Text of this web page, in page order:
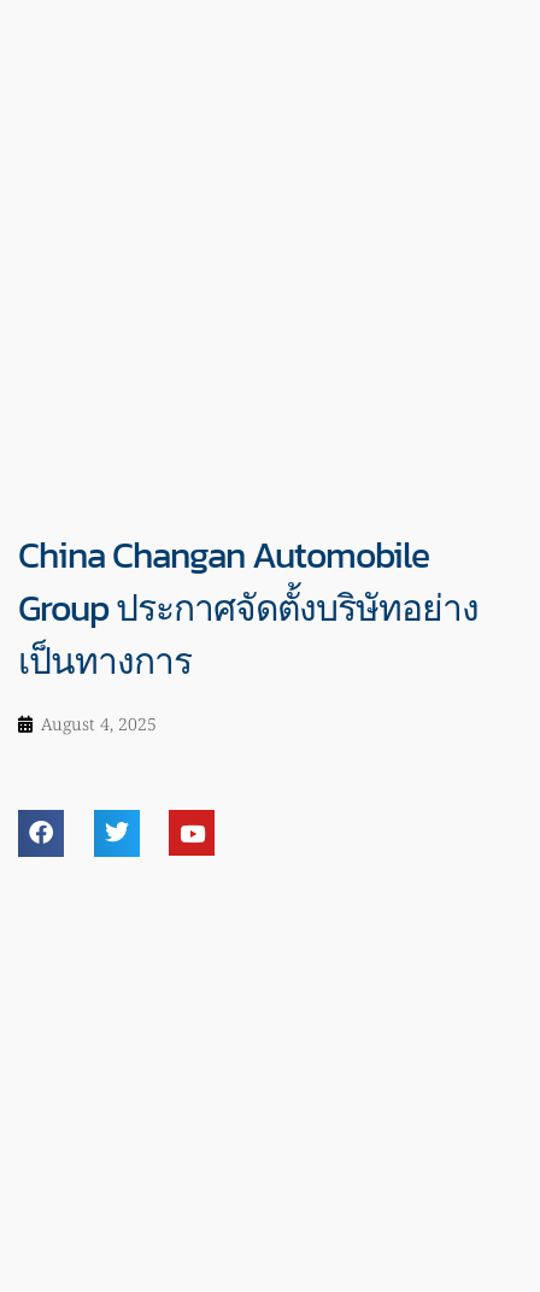
China Changan Automobile
Group ประกาศจัดตั้งบริษัทอย่าง
เป็นทางการ
August 4, 2025